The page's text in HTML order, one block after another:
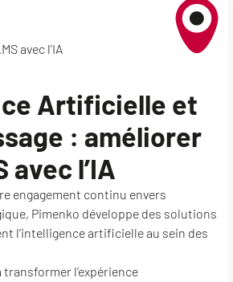
avec l’IA
Artificielle et
: améliorer
avec l’IA
engagement continu envers
Pimenko développe des solutions
l’intelligence artificielle au sein des
l’expérience